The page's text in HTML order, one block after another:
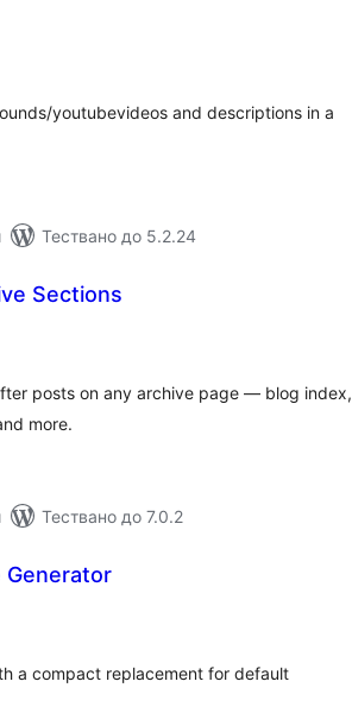
youtubevideos and descriptions in a
Тествано до 5.2.24
Sections
posts on any archive page — blog index,
more.
Тествано до 7.0.2
Generator
a compact replacement for default